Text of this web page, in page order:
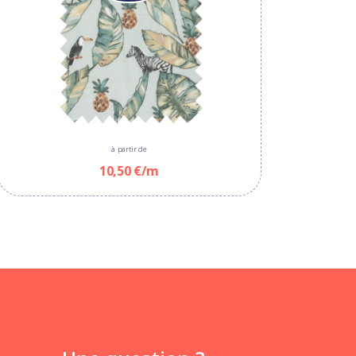
à partir de
10,50 €/m